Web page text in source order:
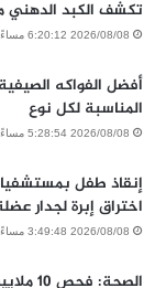
تكشف الكبد الدهني
2026/08/08 6:20:12 مساءً
أفضل الفواكه
المناسبة لكل نوع
2026/08/08 5:28:54 مساءً
إنقاذ طفل
اختراق إبرة لجدار
2026/08/08 3:49:48 مساءً